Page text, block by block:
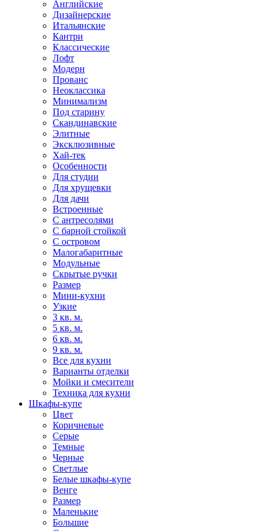
Английские
Дизайнерские
Итальянские
Кантри
Классические
Лофт
Модерн
Прованс
Неоклассика
Минимализм
Под старину
Скандинавские
Элитные
Эксклюзивные
Хай-тек
Особенности
Для студии
Для хрущевки
Для дачи
Встроенные
С антресолями
С барной стойкой
С островом
Малогабаритные
Модульные
Скрытые ручки
Размер
Мини-кухни
Узкие
3 кв. м.
5 кв. м.
6 кв. м.
9 кв. м.
Все для кухни
Варианты отделки
Мойки и смесители
Техника для кухни
Шкафы-купе
Цвет
Коричневые
Серые
Темные
Черные
Светлые
Белые шкафы-купе
Венге
Размер
Маленькие
Большие